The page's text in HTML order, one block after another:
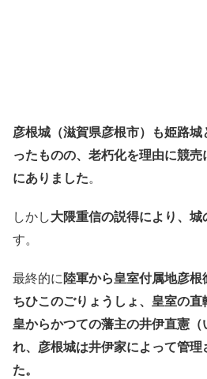
彦根城（滋賀県彦根市）も姫路
ったものの、老朽化を理由に競
にありました。
しかし大隈重信の説得により、城
す。
最終的に陸軍から皇室付属地彦根
ちひこのごりょうしょ、皇室の
皇からかつての藩主の井伊直憲
れ、彦根城は井伊家によって管理
た。